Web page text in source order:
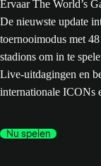
Ervaar The World’s
De nieuwste update
toernooimodus met
stadions om in te
Live-uitdagingen en
internationale ICONs
Nu spelen